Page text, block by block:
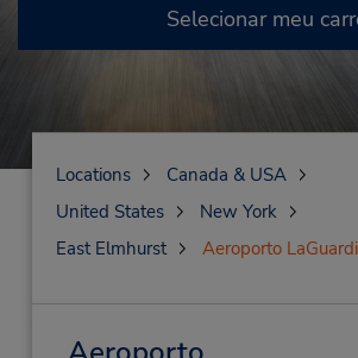
Selecionar meu
Locations
Canada & USA
United States
New York
East Elmhurst
Aeroporto